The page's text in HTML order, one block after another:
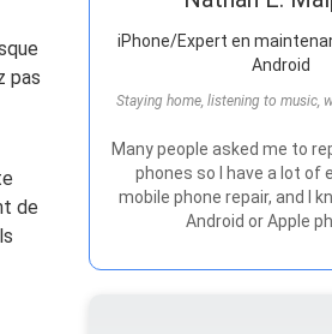
pas
de
iPhone/Expert en
Android
Staying home, listening to music,
Many people asked me to
phones so I have a lot of
mobile phone repair, and I
Android or Apple